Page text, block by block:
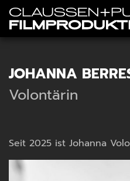
JOHANNA
Volontärin
Seit 2025 ist Johanna